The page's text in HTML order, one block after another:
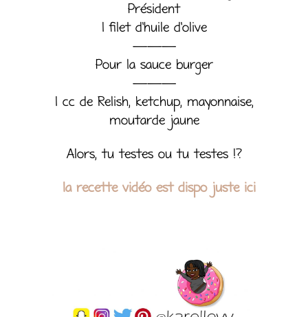
Président
1 filet d’huile d’olive
———
Pour la sauce burger
———
1 cc de Relish, ketchup, mayonnaise,
moutarde jaune
Alors, tu testes ou tu testes !?
la recette vidéo est dispo juste ici